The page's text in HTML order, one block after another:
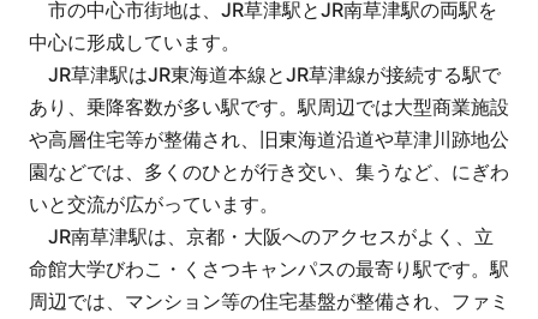
市の中心市街地は、JR草津駅とJR南草津駅の両駅を
中心に形成しています。
JR草津駅はJR東海道本線とJR草津線が接続する駅で
あり、乗降客数が多い駅です。駅周辺では大型商業施設
や高層住宅等が整備され、旧東海道沿道や草津川跡地公
園などでは、多くのひとが行き交い、集うなど、にぎわ
いと交流が広がっています。
JR南草津駅は、京都・大阪へのアクセスがよく、立
命館大学びわこ・くさつキャンパスの最寄り駅です。駅
周辺では、マンション等の住宅基盤が整備され、ファミ